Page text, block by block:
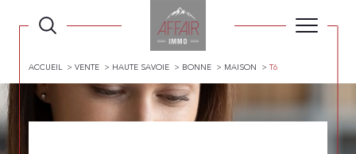
ACCUEIL VENTE HAUTE SAVOIE BONNE MAISON T6